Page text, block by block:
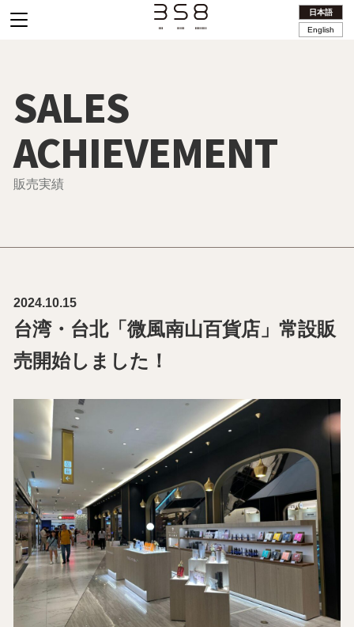
日本語
English
SALES
ACHIEVEMENT
販売実績
2024.10.15
台湾・台北「微風南山百貨店」常設販
売開始しました！